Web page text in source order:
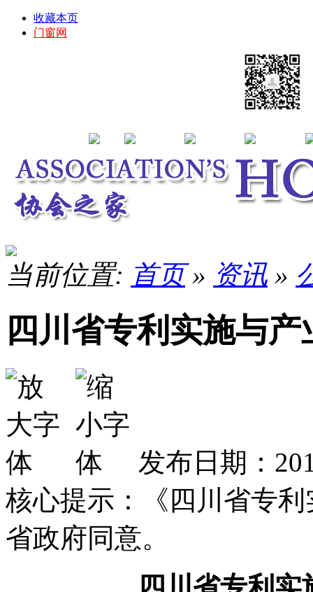
收藏本页
门窗网
当前位置: 首页» 资讯 »
四川省专利实施与
发布日期：
核心提示：《四川省专
省政府同意。